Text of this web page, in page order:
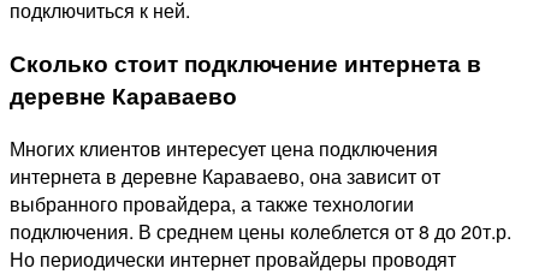
подключиться к ней.
Сколько стоит подключение интернета в
деревне Караваево
Многих клиентов интересует цена подключения
интернета в деревне Караваево, она зависит от
выбранного провайдера, а также технологии
подключения. В среднем цены колеблется от 8 до 20т.р.
Но периодически интернет провайдеры проводят